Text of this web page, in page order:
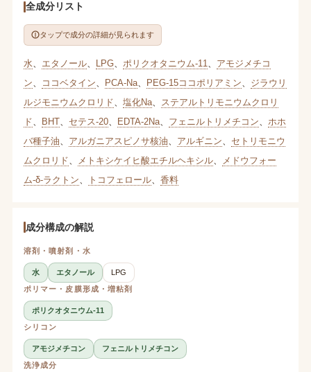
全成分リスト
タップで成分の詳細が見られます
水 エタノール、 LPG、 ポリクオタニウム-11
アモジメチコ
ン
ココベタイン PCA-Na、 PEG-15ココポリアミン
ジラウリ
ルジモニウムクロリド
塩化Na、
ステアルトリモニウムクロリ
ド
BHT、 セテス-20、 EDTA-2Na、 フェニルトリメチコン
ホホ
バ種子油
アルガニアスピノサ核油 アルギニン
セトリモニウ
ムクロリド
メトキシケイヒ酸エチルヘキシル、
メドウフォー
ム-δ-ラクトン
トコフェロール、 香料
成分構成の解説
溶剤・噴射剤・水
水 エタノール
LPG
ポリマー・皮膜形成・増粘剤
ポリクオタニウム-11
シリコン
アモジメチコン
フェニルトリメチコン
洗浄成分